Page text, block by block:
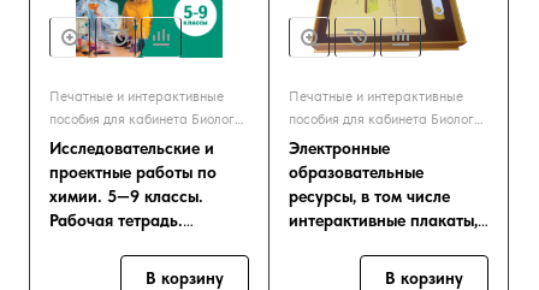
Печатные и интерактивные
пособия для кабинета Биологии
и Экологии
Исследовательские и
проектные работы по
химии. 5—9 классы.
Рабочая тетрадь.
В корзину
Печатные и интерактивные
пособия для кабинета Биологии
и Экологии
Электронные
образовательные
ресурсы, в том числе
интерактивные плакаты,
В корзину